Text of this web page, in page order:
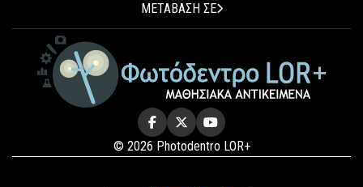
ΜΕΤΑΒΑΣΗ ΣΕ
© 2026 Photodentro LOR+